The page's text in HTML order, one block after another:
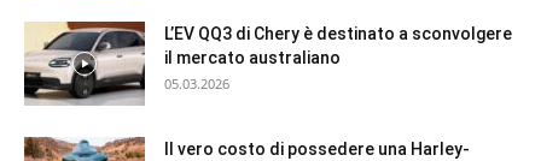
L’EV QQ3 di Chery è destinato a sconvolgere
il mercato australiano
05.03.2026
Il vero costo di possedere una Harley-